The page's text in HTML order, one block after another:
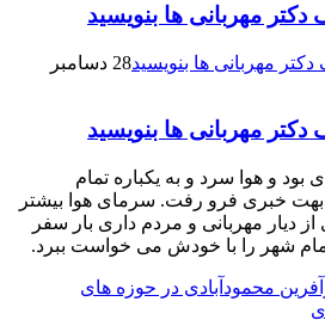
مهربانی ها بنویسید
28 دسامبر
مهربانی ها بنویسید
آنلاین: 7 دی بود و هوا سرد و به یکباره تمام
بهت خبری فرو رفت. سرمای هوا بیشتر
مهربانی و مردم داری بار سفر
شهر را با خودش می خواست ببرد.